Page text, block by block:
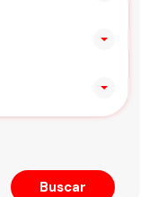
Buscar